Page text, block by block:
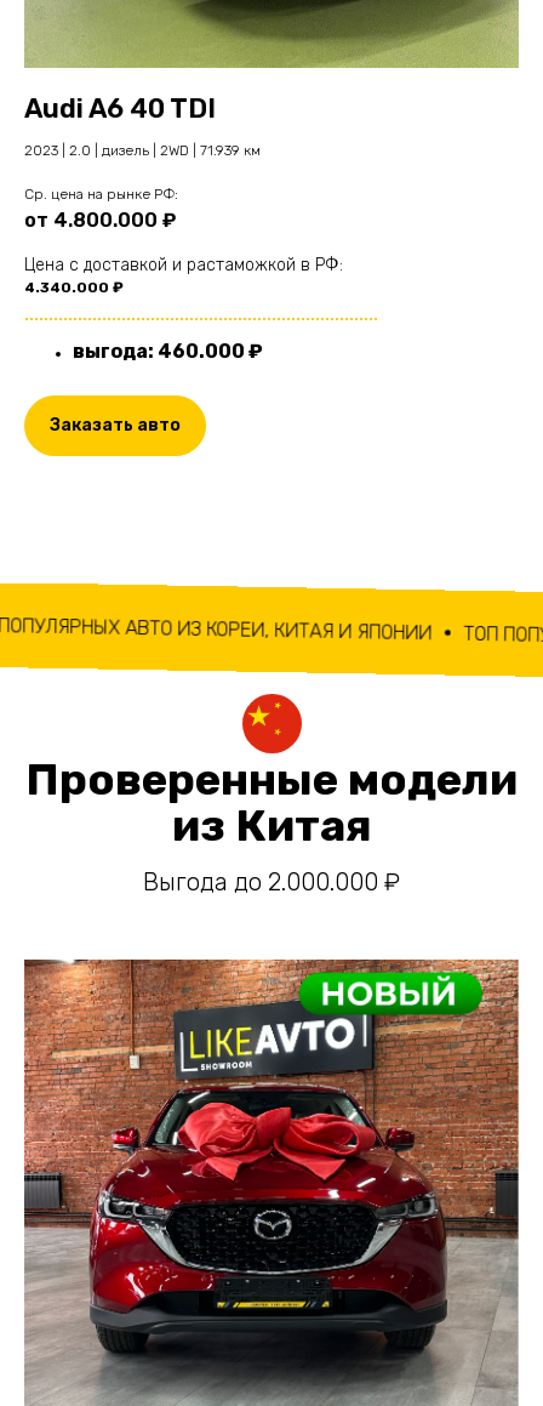
Audi A6 40 TDI
2023 | 2.0 | дизель | 2WD | 71.939 км
Cр. цена на рынке РФ:
от 4.800.000 ₽
Цена с доставкой и растаможкой в РФ:
4.340.000 ₽
.........................................................................
выгода: 460.000 ₽
Заказать авто
ИЗ КОРЕИ, КИТАЯ И ЯПОНИИ ТОП ПОПУЛЯРНЫХ
Выгода до 2.000.000 ₽